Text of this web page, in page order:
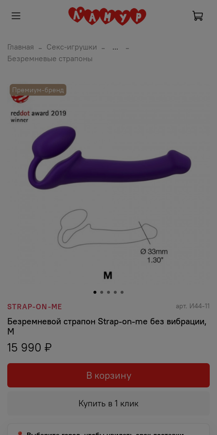
Главная Секс-игрушки
...
Безремневые страпоны
Премиум-бренд
STRAP-ON-ME арт. И44-11
Безремневой страпон Strap-on-me без вибрации,
M
15 990 ₽
В корзину
Купить в 1 клик